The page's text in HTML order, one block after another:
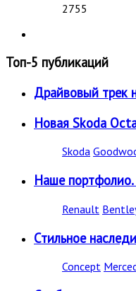
2755
Топ-5 публикаций
Драйвовый трек
Новая Skoda
Skoda
Наше
Renault
Стильное
Concept